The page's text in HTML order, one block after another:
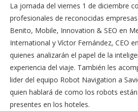
La jornada del viernes 1 de diciembre
profesionales de reconocidas
Benito, Mobile, Innovation & SEO en
International y Víctor Fernández, CEO
quienes analizarán el papel de la
experiencia del viaje. También les
lider del equipo Robot Navigation a
quien hablará de como los robots
presentes en los hoteles.